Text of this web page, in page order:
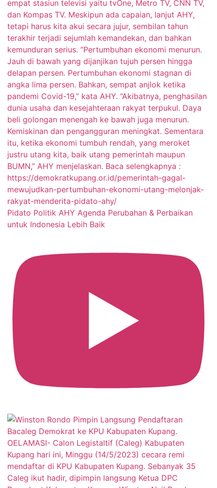
Pidato Politik AHY Agenda Perubahan & Perbaikan
untuk Indonesia Lebih Baik